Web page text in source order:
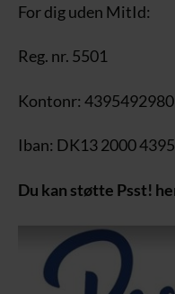
For dig uden MitId:
Reg. nr. 5501
Kontonr: 4395492980
Iban: DK13 2000
Du kan støtte Psst!